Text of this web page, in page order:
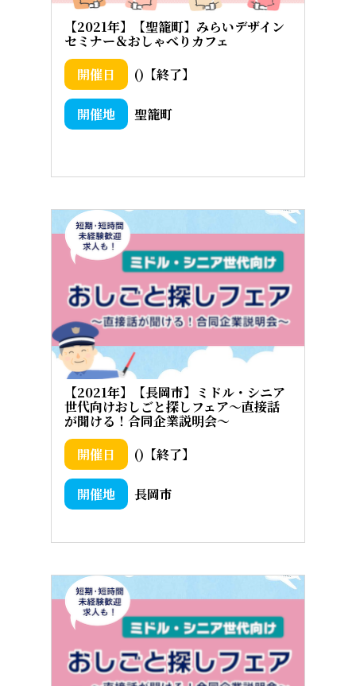
【2021年】【聖籠町】みらいデザイン
セミナー＆おしゃべりカフェ
()【終了】
聖籠町
【2021年】【長岡市】ミドル・シニア
世代向けおしごと探しフェア～直接話
が聞ける！合同企業説明会～
()【終了】
長岡市